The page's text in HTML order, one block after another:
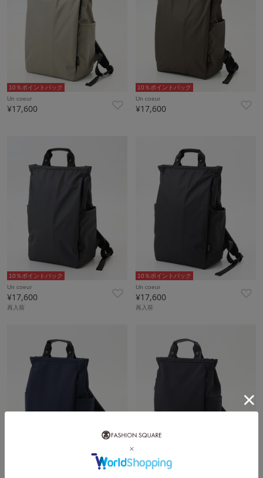
10％ポイントバック
Un coeur
¥17,600
10％ポイントバック
Un coeur
¥17,600
10％ポイントバック
Un coeur
¥17,600
再入荷
10％ポイントバック
Un coeur
¥17,600
再入荷
10％ポイントバック